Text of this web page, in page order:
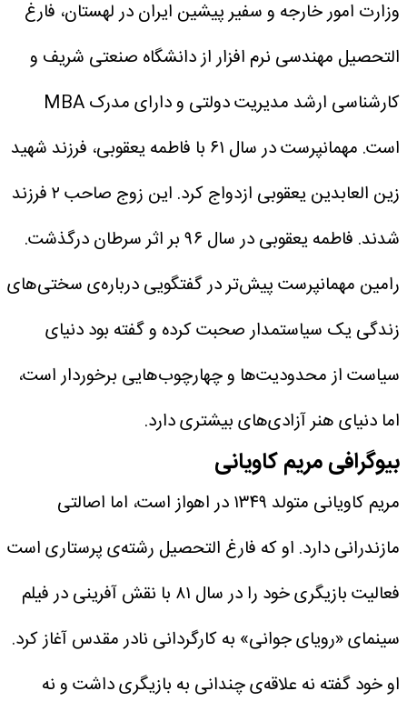
وزارت امور خارجه و سفیر پیشین ایران در لهستان، فارغ
التحصیل مهندسی نرم افزار از دانشگاه صنعتی شریف و
کارشناسی ارشد مدیریت دولتی و دارای مدرک MBA
است.
مهمانپرست در سال ۶۱ با فاطمه یعقوبی، فرزند شهید
زین العابدین یعقوبی ازدواج کرد. این زوج صاحب ۲ فرزند
شدند. فاطمه یعقوبی در سال ۹۶ بر اثر سرطان درگذشت.
رامین مهمانپرست پیش‌تر در گفتگویی درباره‌ی سختی‌های
زندگی یک سیاستمدار صحبت کرده و گفته بود دنیای
سیاست از محدودیت‌ها و چهارچوب‌هایی برخوردار است،
اما دنیای هنر آزادی‌های بیشتری دارد.
بیوگرافی مریم کاویانی
مریم کاویانی متولد ۱۳۴۹ در اهواز است، اما اصالتی
مازندرانی دارد. او که فارغ التحصیل رشته‌ی پرستاری است
فعالیت بازیگری خود را در سال ۸۱ با نقش آفرینی در فیلم
سینمای «رویای جوانی» به کارگردانی نادر مقدس آغاز کرد.
او خود گفته نه علاقه‌ی چندانی به بازیگری داشت و نه